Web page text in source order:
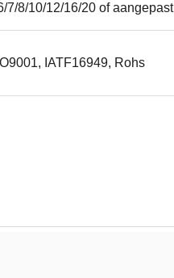
7/8/10/12/16/20 of aangepast
IATF16949, Rohs